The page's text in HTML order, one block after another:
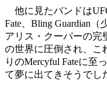
他に見たバンドは
Fate、Bling Guardian（
アリス・クーパーの完
の世界に圧倒され、こ
りのMercyful Fateに至
て夢に出てきそうでし